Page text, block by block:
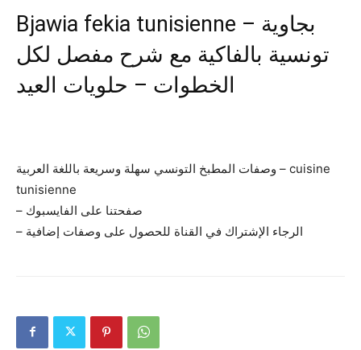
Bjawia fekia tunisienne – بجاوية
تونسية بالفاكية مع شرح مفصل لكل
الخطوات – حلويات العيد
وصفات المطبخ التونسي سهلة وسريعة باللغة العربية – cuisine
tunisienne
– صفحتنا على الفايسبوك
– الرجاء الإشتراك في القناة للحصول على وصفات إضافية